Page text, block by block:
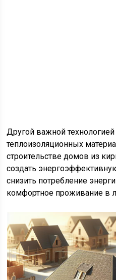
Другой важной
теплоизоляционных
строительстве домов из
создать
снизить потребление
комфортное проживание в